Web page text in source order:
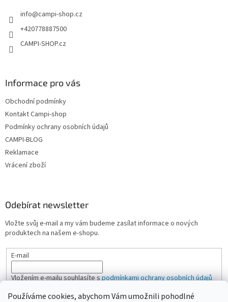
Používáme cookies, abychom Vám umožnili pohodlné
info@campi-shop.cz
+420778887500
CAMPI-SHOP.cz
Informace pro vás
Obchodní podmínky
Kontakt Campi-shop
Podmínky ochrany osobních údajů
CAMPI-BLOG
Reklamace
Vrácení zboží
Odebírat newsletter
Vložte svůj e-mail a my vám budeme zasílat informace o nových
produktech na našem e-shopu.
E-mail
Vložením e-mailu souhlasíte spodmínkami ochrany osobních údajů